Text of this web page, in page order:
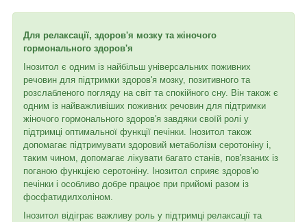
Для релаксації, здоров'я мозку та жіночого
гормонального здоров'я
Інозитол є одним із найбільш універсальних поживних
речовин для підтримки здоров'я мозку, позитивного та
розслабленого погляду на світ та спокійного сну. Він також є
одним із найважливіших поживних речовин для підтримки
жіночого гормонального здоров'я завдяки своїй ролі у
підтримці оптимальної функції печінки. Інозитол також
допомагає підтримувати здоровий метаболізм серотоніну і,
таким чином, допомагає лікувати багато станів, пов'язаних із
поганою функцією серотоніну. Інозитол сприяє здоров'ю
печінки і особливо добре працює при прийомі разом із
фосфатидилхоліном.
Інозитол відіграє важливу роль у підтримці релаксації та